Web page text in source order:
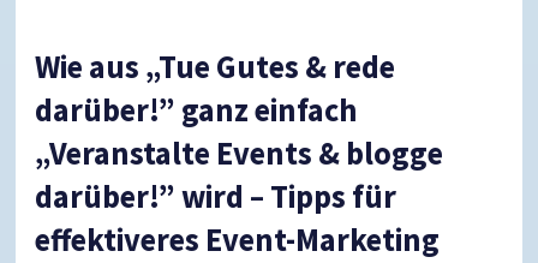
Wie aus „Tue Gutes & rede
darüber!” ganz einfach
„Veranstalte Events & blogge
darüber!” wird – Tipps für
effektiveres Event-Marketing